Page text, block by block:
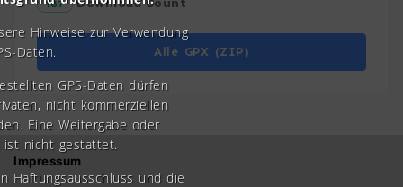
187 Download Count
Alle GPX (ZIP)
Impressum
Hinweise zur Verwendung
Daten.
GPS-Daten dürfen
nicht kommerziellen
Eine Weitergabe oder
ist nicht gestattet.
Haftungsausschluss und die